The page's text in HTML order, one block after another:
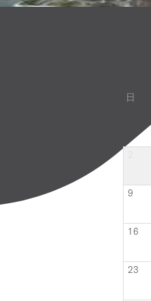
日
9
16
23